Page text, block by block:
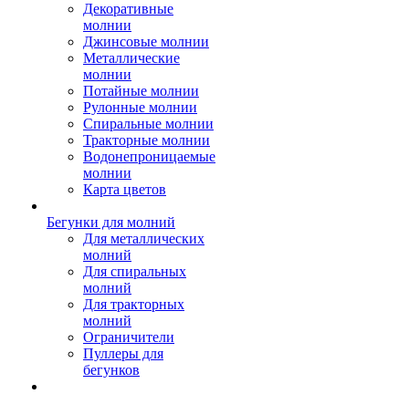
Декоративные
молнии
Джинсовые молнии
Металлические
молнии
Потайные молнии
Рулонные молнии
Спиральные молнии
Тракторные молнии
Водонепроницаемые
молнии
Карта цветов
Бегунки для молний
Для металлических
молний
Для спиральных
молний
Для тракторных
молний
Ограничители
Пуллеры для
бегунков